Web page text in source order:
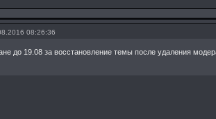
08:26:36
до 19.08 за восстановление темы после удаления